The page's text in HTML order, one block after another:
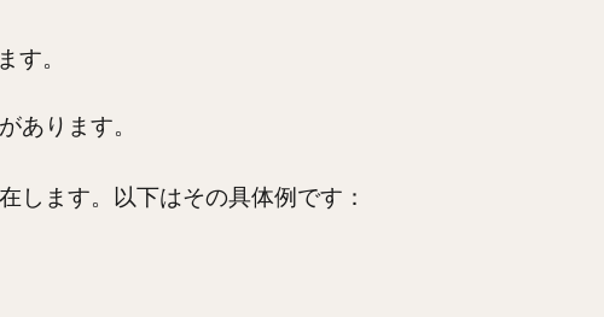
す。
あります。
します。以下はその具体例です：